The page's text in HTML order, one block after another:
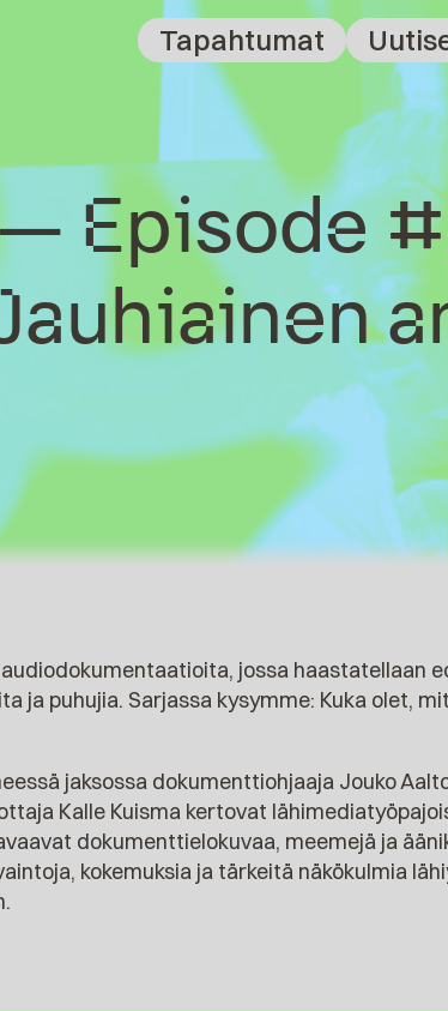
Tapahtumat
Episode
jossa haastatellaan
ja puhujia. Sarjassa kysymme: Kuka olet,
jaksossa dokumenttiohjaaja Jouko
Kalle Kuisma kertovat
dokumenttielokuvaa, meemejä ja
kokemuksia ja tärkeitä näkökulmia